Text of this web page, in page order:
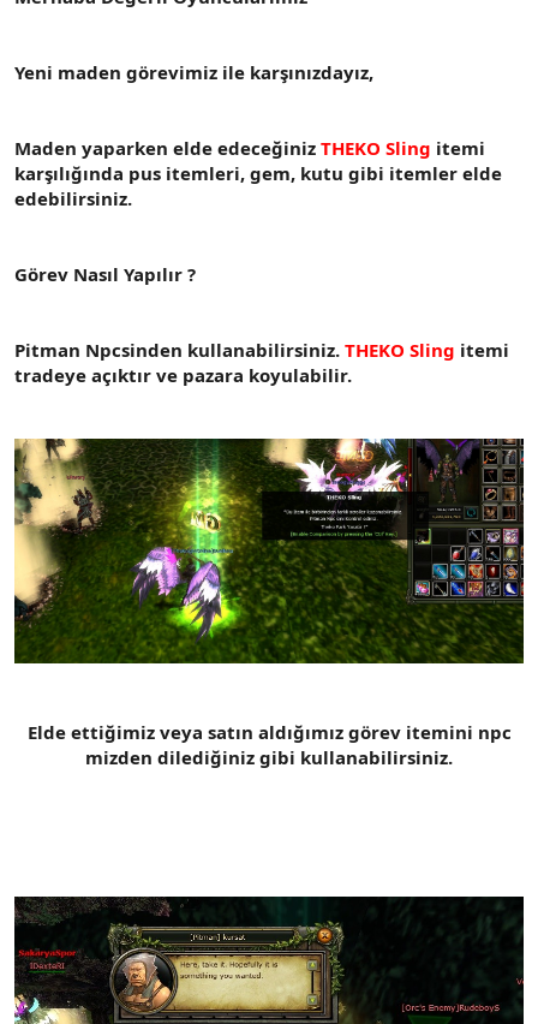
t
i
Yeni maden görevimiz ile karşınızdayız,
Maden yaparken elde edeceğiniz THEKO Sling itemi
karşılığında pus itemleri, gem, kutu gibi itemler elde
edebilirsiniz.
Görev Nasıl Yapılır ?
Pitman Npcsinden kullanabilirsiniz. THEKO Sling itemi
tradeye açıktır ve pazara koyulabilir.
Elde ettiğimiz veya satın aldığımız görev itemini npc
mizden dilediğiniz gibi kullanabilirsiniz.